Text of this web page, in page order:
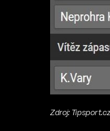
Zdroj: Tipsport.cz